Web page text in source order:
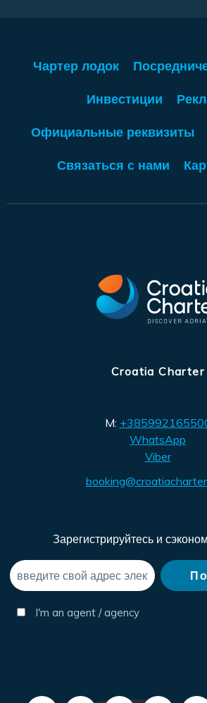
Чартер лодок
Инвестиции
Официальные реквизиты
Связаться с нами
Croatia Charter
M:
WhatsApp
Viber
Зарегистрируйтесь и
I'm an agent / agency